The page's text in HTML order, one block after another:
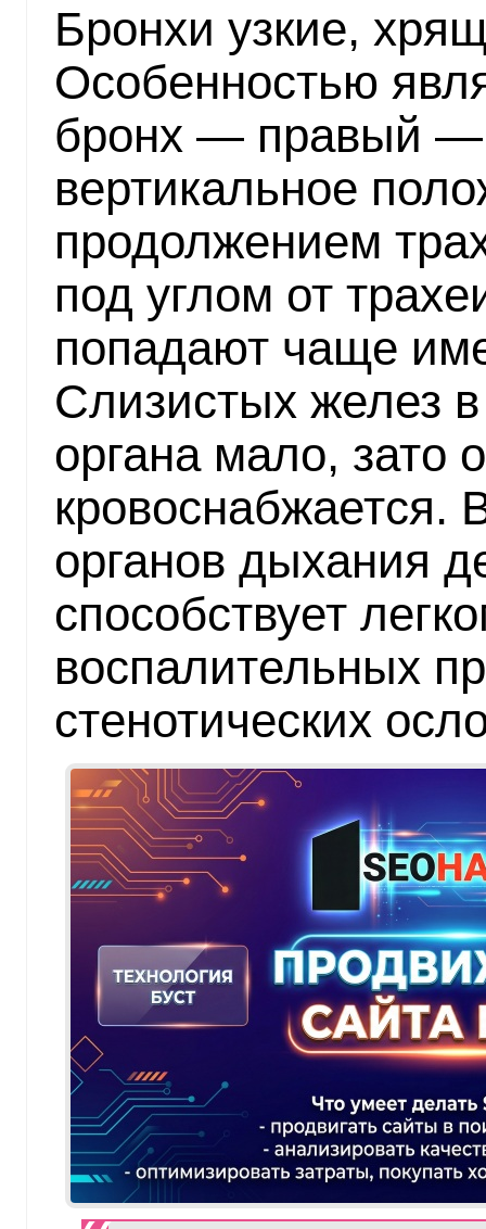
Бронхи узкие,
Особенностью
бронх — правый —
вертикальное
продолжением
под углом от
попадают чаще
Слизистых желез
органа мало, зато
кровоснабжается.
органов дыхания
способствует
воспалительных
стенотических